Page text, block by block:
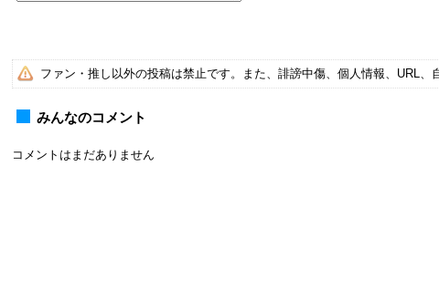
ファン・推し以外の投稿は禁止です。また、誹謗中傷、個人情報、URL
みんなのコメント
コメントはまだありません